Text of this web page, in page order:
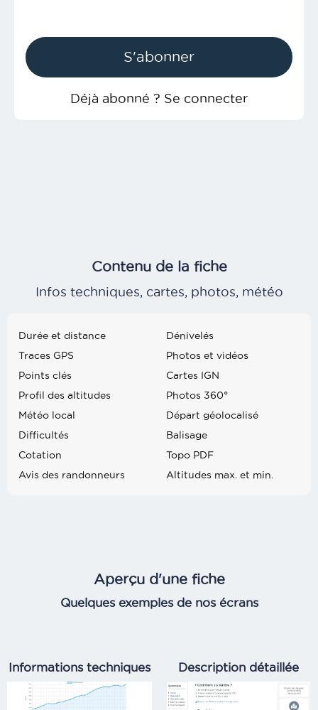
S'abonner
Déjà abonné ? Se connecter
Contenu de la fiche
Infos techniques, cartes, photos, météo
Durée et distance
Traces GPS
Points clés
Profil des altitudes
Météo local
Difficultés
Cotation
Avis des randonneurs
Dénivelés
Photos et vidéos
Cartes IGN
Photos 360°
Départ géolocalisé
Balisage
Topo PDF
Altitudes max. et min.
Aperçu d'une fiche
Quelques exemples de nos écrans
Informations techniques Description détaillée